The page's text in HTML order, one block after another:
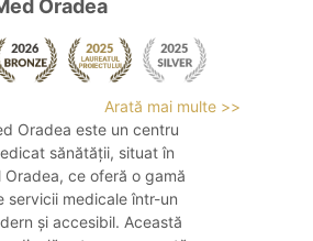
Oradea
Arată mai multe >>
Oradea este un centru
sănătății, situat în
Oradea, ce oferă o gamă
servicii medicale într-un
și accesibil. Această